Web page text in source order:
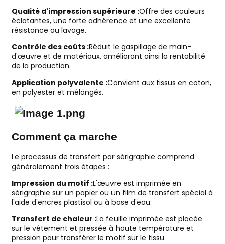
Qualité d'impression supérieure :Offre des couleurs
éclatantes, une forte adhérence et une excellente
résistance au lavage.
Contrôle des coûts :Réduit le gaspillage de main-
d'œuvre et de matériaux, améliorant ainsi la rentabilité
de la production.
Application polyvalente :Convient aux tissus en coton,
en polyester et mélangés.
Comment ça marche
Le processus de transfert par sérigraphie comprend
généralement trois étapes :
Impression du motif :L'œuvre est imprimée en
sérigraphie sur un papier ou un film de transfert spécial à
l'aide d'encres plastisol ou à base d'eau.
Transfert de chaleur :La feuille imprimée est placée
sur le vêtement et pressée à haute température et
pression pour transférer le motif sur le tissu.